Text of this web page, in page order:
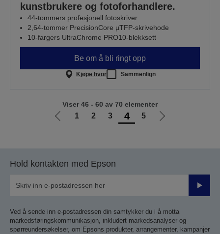
kunstbrukere og fotoforhandlere.
44-tommers profesjonell fotoskriver
2,64-tommer PrecisionCore µTFP-skrivehode
10-fargers UltraChrome PRO10-blekksett
Be om å bli ringt opp
Kjøpe hvor Sammenlign
Gå
1 2 3 4 5
Gå
Viser 46 - 60 av 70 elementer
Hold kontakten med Epson
Send
Ved å sende inn e-postadressen din samtykker du i å motta
markedsføringskommunikasjon, inkludert markedsanalyser og
spørreundersøkelser, om Epsons produkter, arrangementer, kampanjer